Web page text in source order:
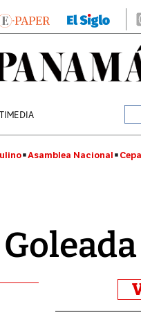
Asamblea Nacional